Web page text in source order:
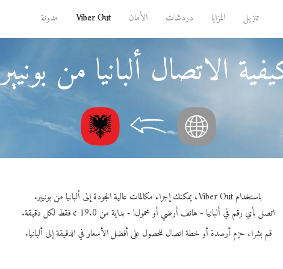
تنزيل المزايا دردشات الأمان Viber Out مدونة
الاتصال ألبانيا من بونيير
باستخدام Viber Out، يمكنك إجراء مكالمات عالية الجودة إلى ألبانيا من بونيير.
اتصل بأي رقم في ألبانيا - هاتف أرضي أو محمول! - بداية من 19.0 ¢ فقط لكل دقيقة.
قم بشراء حزم أرصدة أو خطة اتصال للحصول على أفضل الأسعار في الدقيقة إلى ألبانيا.